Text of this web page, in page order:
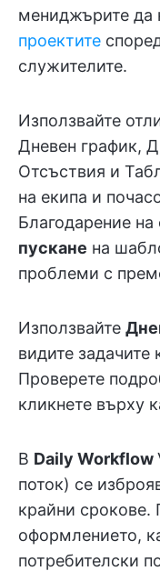
мениджърите да
проектите
служителите.
Използвайте
Дневен график,
Отсъствия и
на екипа и
Благодарение на
пускане на
проблеми с
Използвайте
видите задачите
Проверете
кликнете върху
В Daily Workflow
поток) се
крайни срокове.
оформлението,
потребителски